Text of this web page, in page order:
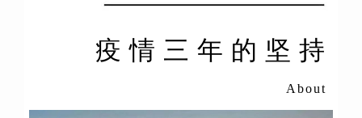
疫情三年的坚持
About